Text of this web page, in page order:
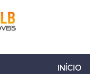
INÍCIO